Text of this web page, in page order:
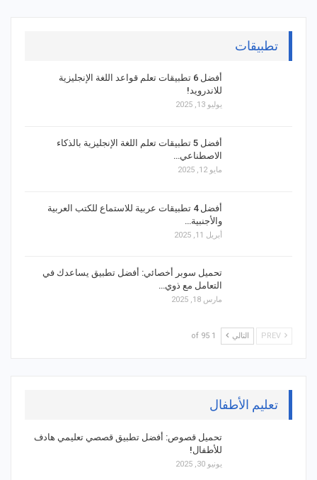
تطبيقات
أفضل 6 تطبيقات تعلم قواعد اللغة الإنجليزية
للاندرويد!
يوليو 13, 2025
أفضل 5 تطبيقات تعلم اللغة الإنجليزية بالذكاء
الاصطناعي…
مايو 12, 2025
أفضل 4 تطبيقات عربية للاستماع للكتب العربية
والأجنبية…
أبريل 11, 2025
تحميل سوبر أخصائي: أفضل تطبيق يساعدك في
التعامل مع ذوي…
مارس 18, 2025
التالي 1 of 95
تعليم الأطفال
تحميل قصوص: أفضل تطبيق قصصي تعليمي هادف
للأطفال!
يونيو 30, 2025